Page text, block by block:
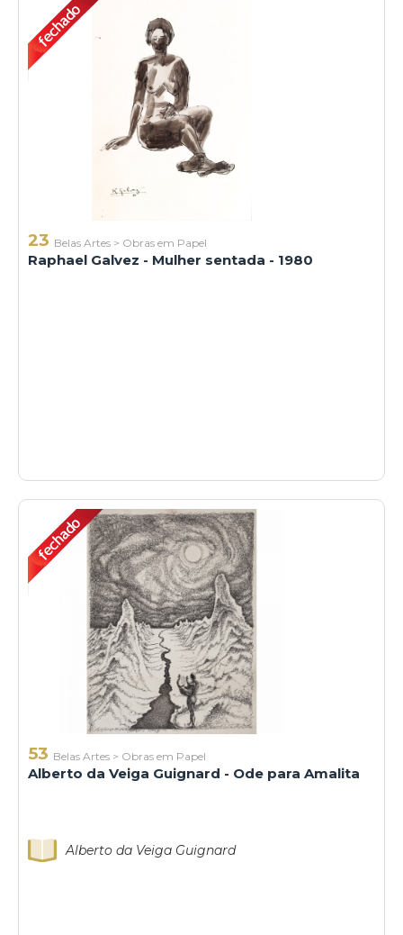
23 Belas Artes > Obras em Papel
Raphael Galvez - Mulher sentada - 1980
53 Belas Artes > Obras em Papel
Alberto da Veiga Guignard - Ode para Amalita
Alberto da Veiga Guignard